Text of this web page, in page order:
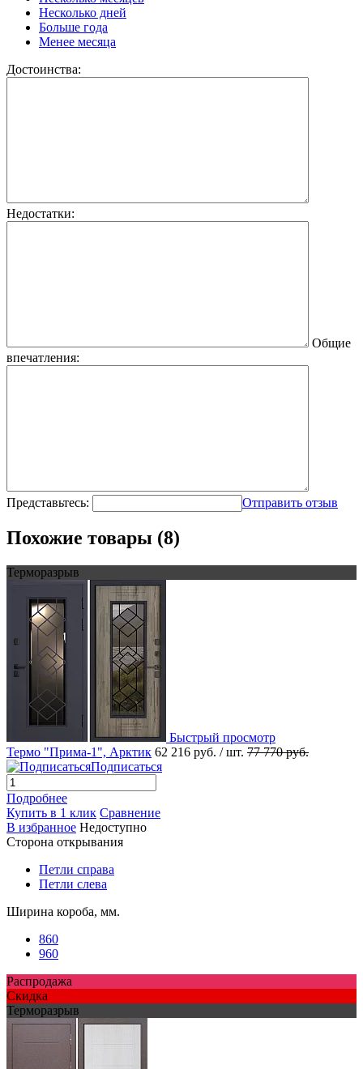
Несколько дней
Больше года
Менее месяца
Достоинства:
Недостатки:
Общие
впечатления:
Представьтесь: Отправить отзыв
Похожие товары (8)
Терморазрыв
Быстрый просмотр
Термо "Прима-1", Арктик 62 216 руб. / шт. 77 770 руб.
Подписаться
Подробнее
Купить в 1 клик Сравнение
В избранное Недоступно
Сторона открывания
Петли справа
Петли слева
Ширина короба, мм.
860
960
Распродажа
Скидка
Терморазрыв